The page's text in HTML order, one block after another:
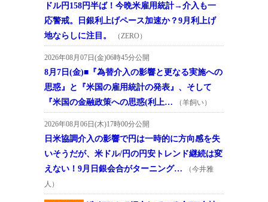
ドル円158円半ば！今晩米雇用統計→介入も一
応警戒。日銀利上げペース加速か？9月利上げ
地ならしに注目。
（ZERO）
2026年08月07日(金)06時45分公開
8月7日(金)■『為替介入の影響と更なる実施への
思惑』と『米国の雇用統計の発表』、そして
『米国の金融政策への思惑(利上…
（羊飼い）
2026年08月06日(木)17時00分公開
日米協調介入の影響で円は一時的に方向感を失
いそうだが、米ドル/円の円安トレンド継続は変
えない！9月日銀会合がターニング…
（今井雅
人）